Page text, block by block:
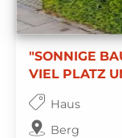
"SONNIGE
VIEL PLATZ
Haus
Berg